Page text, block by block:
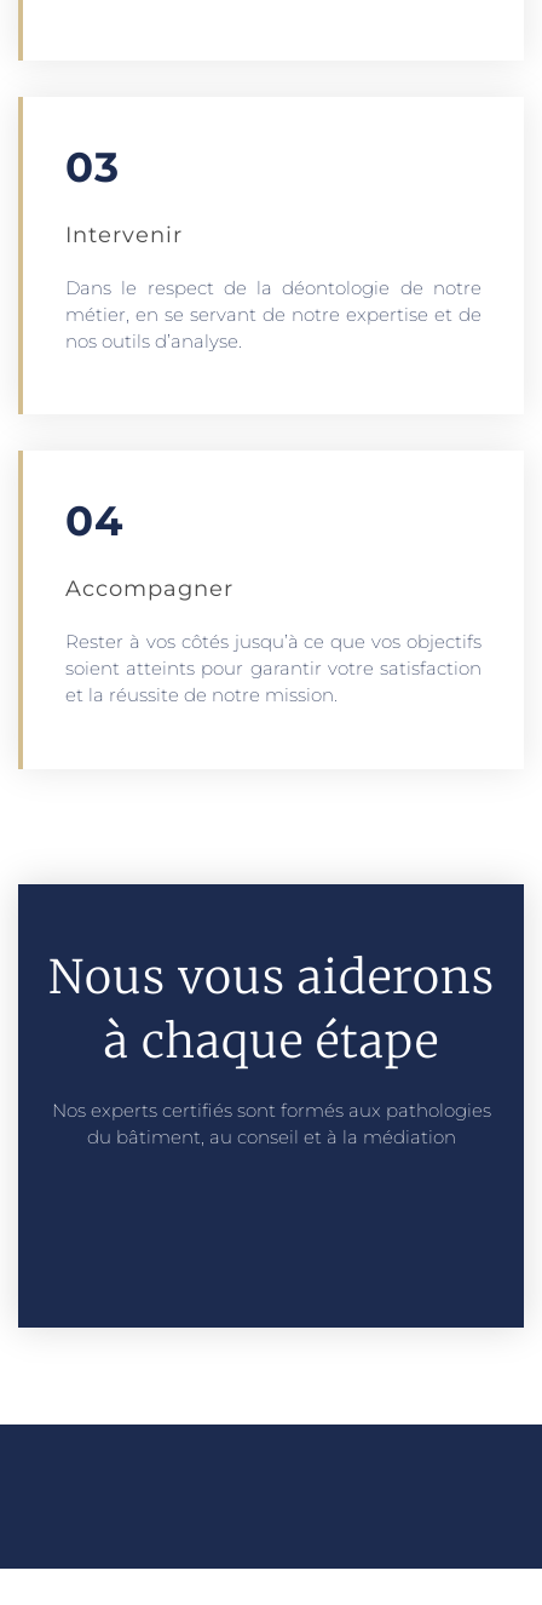
03
Intervenir
Dans le respect de la déontologie de notre
métier, en se servant de notre expertise et de
nos outils d’analyse.
04
Accompagner
Rester à vos côtés jusqu’à ce que vos objectifs
soient atteints pour garantir votre satisfaction
et la réussite de notre mission.
Nous vous aiderons
à chaque étape
Nos experts certifiés sont formés aux pathologies
du bâtiment, au conseil et à la médiation